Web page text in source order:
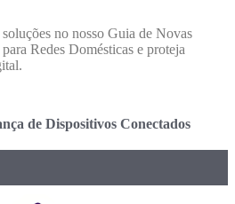
no nosso Guia de Novas
Redes Domésticas e proteja
de Dispositivos Conectados